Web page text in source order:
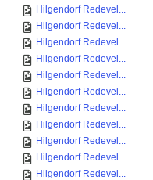
Hilgendorf Redevel...
Hilgendorf Redevel...
Hilgendorf Redevel...
Hilgendorf Redevel...
Hilgendorf Redevel...
Hilgendorf Redevel...
Hilgendorf Redevel...
Hilgendorf Redevel...
Hilgendorf Redevel...
Hilgendorf Redevel...
Hilgendorf Redevel...